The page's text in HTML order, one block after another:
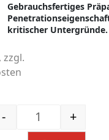
Gebrauchsfertiges
kritischer Untergründe.
zzgl.
- +